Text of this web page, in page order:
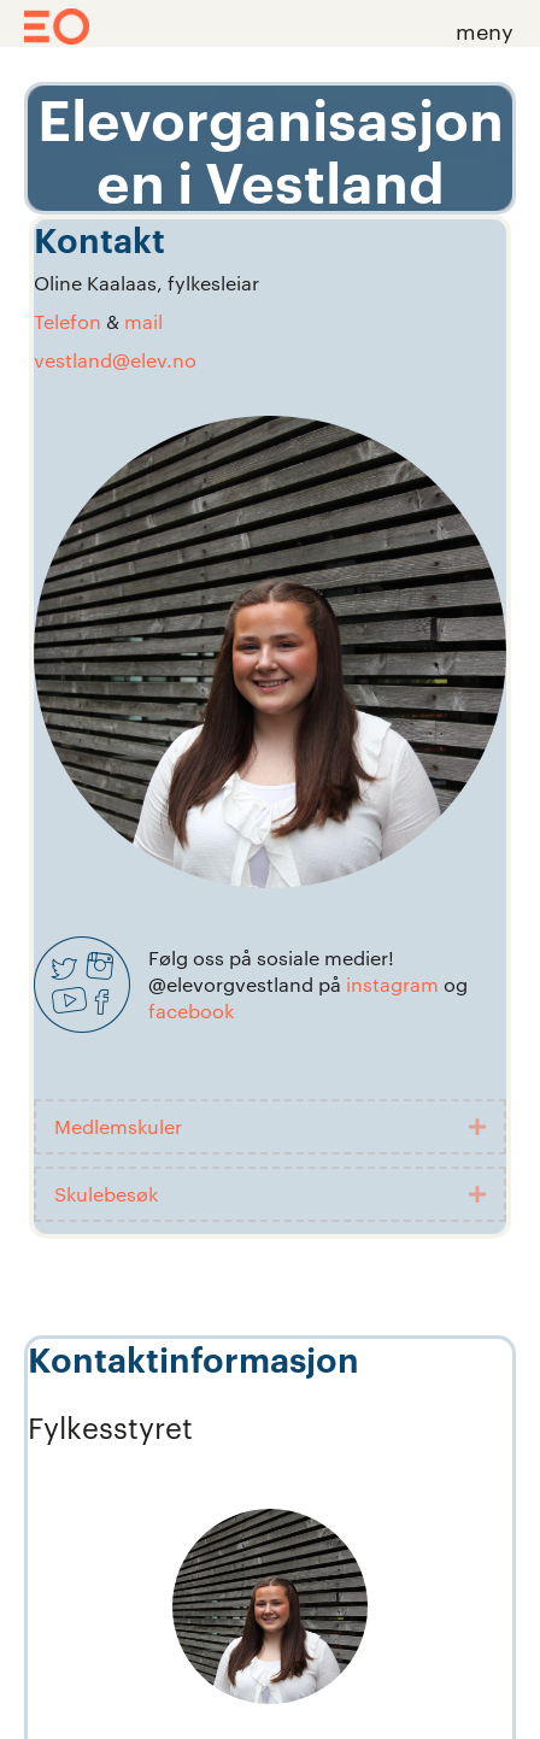
content
meny
Elevorganisasjon
en i Vestland
Kontakt
Oline Kaalaas, fylkesleiar
Telefon & mail
vestland@elev.no
Følg oss på sosiale medier!
@elevorgvestland på instagram og
facebook
Medlemskuler Utvid
Skulebesøk Utvid
Kontaktinformasjon
Fylkesstyret